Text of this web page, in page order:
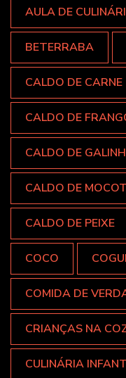
AULA DE
BETERRABA
CALDO DE CARNE
CALDO DE
CALDO DE
CALDO DE
CALDO DE PEIXE
COCO
COMIDA DE
CRIANÇAS NA
CULINÁRIA